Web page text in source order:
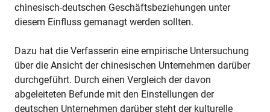
chinesisch-deutschen Geschäftsbeziehungen unter
diesem Einfluss gemanagt werden sollten.
Dazu hat die Verfasserin eine empirische Untersuchung
über die Ansicht der chinesischen Unternehmen darüber
durchgeführt. Durch einen Vergleich der davon
abgeleiteten Befunde mit den Einstellungen der
deutschen Unternehmen darüber steht der kulturelle